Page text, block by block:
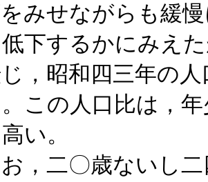
をみせながらも緩
下するかにみえ
，昭和四三年の
この人口比は，
い。
，二〇歳ないし二